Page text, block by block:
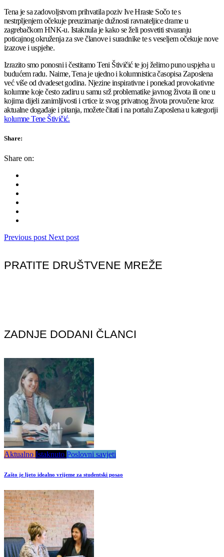
Tena je sa zadovoljstvom prihvatila poziv Ive Hraste Sočo te s
nestrpljenjem očekuje preuzimanje dužnosti ravnateljice drame u
zagrebačkom HNK-u. Istaknula je kako se želi posvetiti stvaranju
poticajnog okruženja za sve članove i suradnike te s veseljem očekuje nove
izazove i uspjehe.
Izrazito smo ponosni i čestitamo Teni Štivičić te joj želimo puno uspjeha u
budućem radu. Naime, Tena je ujedno i kolumnistica časopisa Zaposlena
već više od dvadeset godina. Njezine inspirativne i ponekad provokativne
kolumne koje često zadiru u samu srž problematike javnog života ili one u
kojima dijeli zanimljivosti i crtice iz svog privatnog života provučene kroz
aktualne događaje i pitanja, možete čitati i na portalu Zaposlena u kategoriji
kolumne Tene Štivičić.
Share:
Share on:
Previous post Next post
PRATITE DRUŠTVENE MREŽE
ZADNJE DODANI ČLANCI
Aktualno Istaknuto Poslovni savjeti
Zašto je ljeto idealno vrijeme za studentski posao